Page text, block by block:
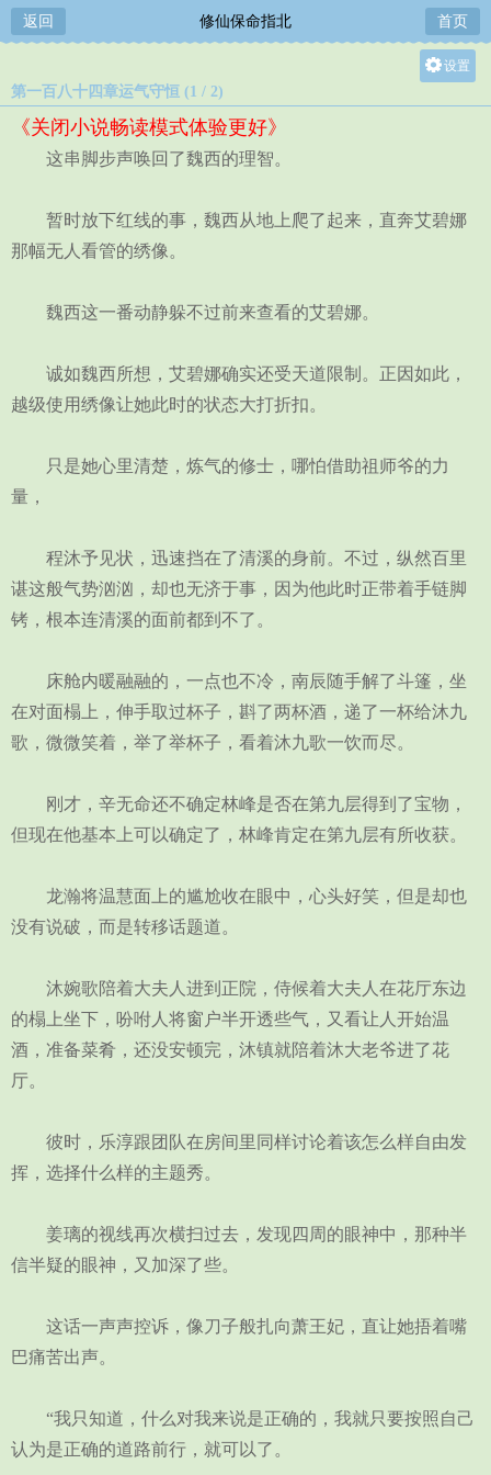
返回 修仙保命指北 首页
设置
第一百八十四章运气守恒 (1 / 2)
《关闭小说畅读模式体验更好》
这串脚步声唤回了魏西的理智。
暂时放下红线的事，魏西从地上爬了起来，直奔艾碧娜
那幅无人看管的绣像。
魏西这一番动静躲不过前来查看的艾碧娜。
诚如魏西所想，艾碧娜确实还受天道限制。正因如此，
越级使用绣像让她此时的状态大打折扣。
只是她心里清楚，炼气的修士，哪怕借助祖师爷的力
量，
程沐予见状，迅速挡在了清溪的身前。不过，纵然百里
谌这般气势汹汹，却也无济于事，因为他此时正带着手链脚
铐，根本连清溪的面前都到不了。
床舱内暖融融的，一点也不冷，南辰随手解了斗篷，坐
在对面榻上，伸手取过杯子，斟了两杯酒，递了一杯给沐九
歌，微微笑着，举了举杯子，看着沐九歌一饮而尽。
刚才，辛无命还不确定林峰是否在第九层得到了宝物，
但现在他基本上可以确定了，林峰肯定在第九层有所收获。
龙瀚将温慧面上的尴尬收在眼中，心头好笑，但是却也
没有说破，而是转移话题道。
沐婉歌陪着大夫人进到正院，侍候着大夫人在花厅东边
的榻上坐下，吩咐人将窗户半开透些气，又看让人开始温
酒，准备菜肴，还没安顿完，沐镇就陪着沐大老爷进了花
厅。
彼时，乐淳跟团队在房间里同样讨论着该怎么样自由发
挥，选择什么样的主题秀。
姜璃的视线再次横扫过去，发现四周的眼神中，那种半
信半疑的眼神，又加深了些。
这话一声声控诉，像刀子般扎向萧王妃，直让她捂着嘴
巴痛苦出声。
“我只知道，什么对我来说是正确的，我就只要按照自己
认为是正确的道路前行，就可以了。